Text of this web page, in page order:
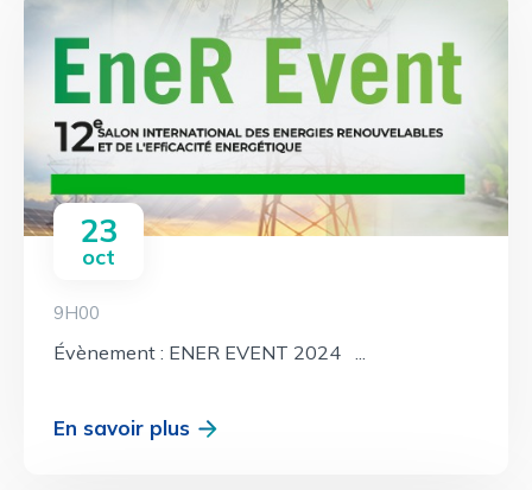
23
oct
9H00
Évènement : ENER EVENT 2024 ...
En savoir plus